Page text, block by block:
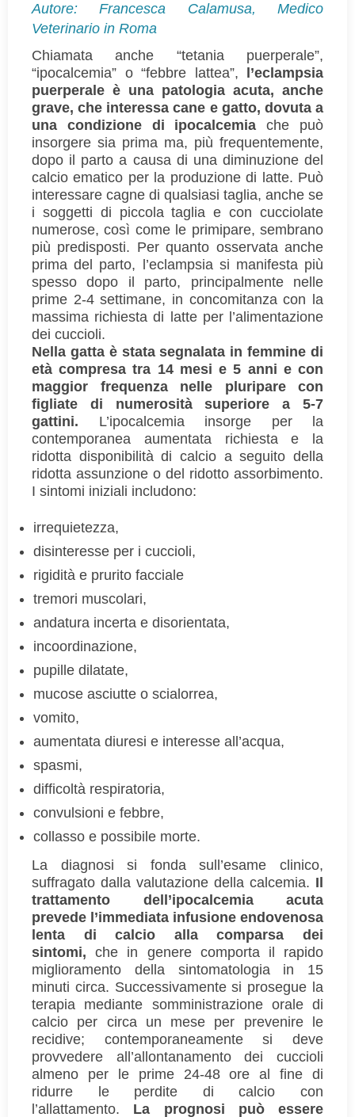
Autore:Francesca Calamusa, Medico
Veterinario in Roma
Chiamata anche “tetania puerperale”,
“ipocalcemia” o “febbre lattea”,
l’eclampsia
puerperale è una patologia acuta, anche
grave, che interessa cane e gatto, dovuta a
una condizione di ipocalcemiache può
insorgere sia prima ma, più frequentemente,
dopo il parto a causa di una diminuzione del
calcio ematico per la produzione di latte. Può
interessare cagne di qualsiasi taglia, anche se
i soggetti di piccola taglia e con cucciolate
numerose, così come le primipare, sembrano
più predisposti. Per quanto osservata anche
prima del parto, l’eclampsia si manifesta più
spesso dopo il parto, principalmente nelle
prime 2-4 settimane, in concomitanza con la
massima richiesta di latte per l’alimentazione
dei cuccioli.
Nella gatta è stata segnalata in femmine di
età compresa tra 14 mesi e 5 anni e con
maggior frequenza nelle pluripare con
figliate di numerosità superiore a 5-7
gattini. L’ipocalcemia insorge per la
contemporanea aumentata richiesta e la
ridotta disponibilità di calcio a seguito della
ridotta assunzione o del ridotto assorbimento.
I sintomi iniziali includono:
irrequietezza,
disinteresse per i cuccioli,
rigidità e prurito facciale
tremori muscolari,
andatura incerta e disorientata,
incoordinazione,
pupille dilatate,
mucose asciutte o scialorrea,
vomito,
aumentata diuresi e interesse all’acqua,
spasmi,
difficoltà respiratoria,
convulsioni e febbre,
collasso e possibile morte.
La diagnosi si fonda sull’esame clinico,
suffragato dalla valutazione della calcemia. Il
trattamento dell’ipocalcemia acuta
prevede l’immediata infusione endovenosa
lenta di calcio alla comparsa dei
sintomi, che in genere comporta il rapido
miglioramento della sintomatologia in 15
minuti circa. Successivamente si prosegue la
terapia mediante somministrazione orale di
calcio per circa un mese per prevenire le
recidive; contemporaneamente si deve
provvedere all’allontanamento dei cuccioli
almeno per le prime 24-48 ore al fine di
ridurre le perdite di calcio con
l’allattamento. La prognosi può essere